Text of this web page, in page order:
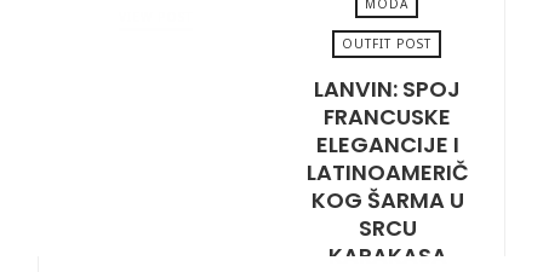
MODA
OUTFIT POST
LANVIN: SPOJ
FRANCUSKE
ELEGANCIJE I
LATINOAMERIČ
KOG ŠARMA U
SRCU
KARAKASA